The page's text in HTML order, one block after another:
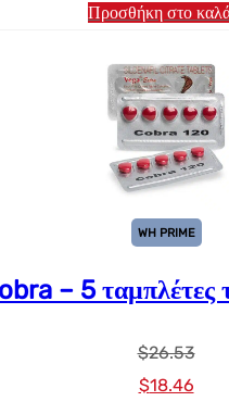
Προσθήκη στο
WH PRIME
– 5
$26.53
Αρχική
$18.46Η